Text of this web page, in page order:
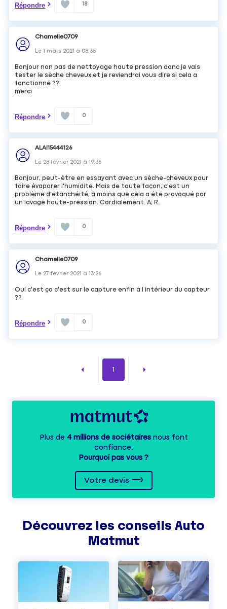
Répondre 18
Chamelle0709
Le1 mars 2021 à 08:35
Bonjour non pas de nettoyage haute pression donc je vais
tester le sèche cheveux et je reviendrai vous dire si cela a
fonctionné ??
merci
Répondre 0
ALAI15444126
Le 28 février 2021 à19:36
Bonjour, peut-être en essayant avec un sèche-cheveux pour
faire évaporer l'humidité. Mais de toute façon, c'est un
problème d'étanchéité, à moins que cela a été provoqué par
un lavage haute-pression. Cordialement. A; R.
Répondre 0
Chamelle0709
Le 27 février 2021 à13:26
Oui c'est ça c'est sur le capture enfin à l intérieur du capteur
??
Répondre 0
1
Plus de 4 millions de sociétairesnous font
confiance.
Pourquoi pas vous ?
Votre devis
Découvrez les conseils Auto
Matmut